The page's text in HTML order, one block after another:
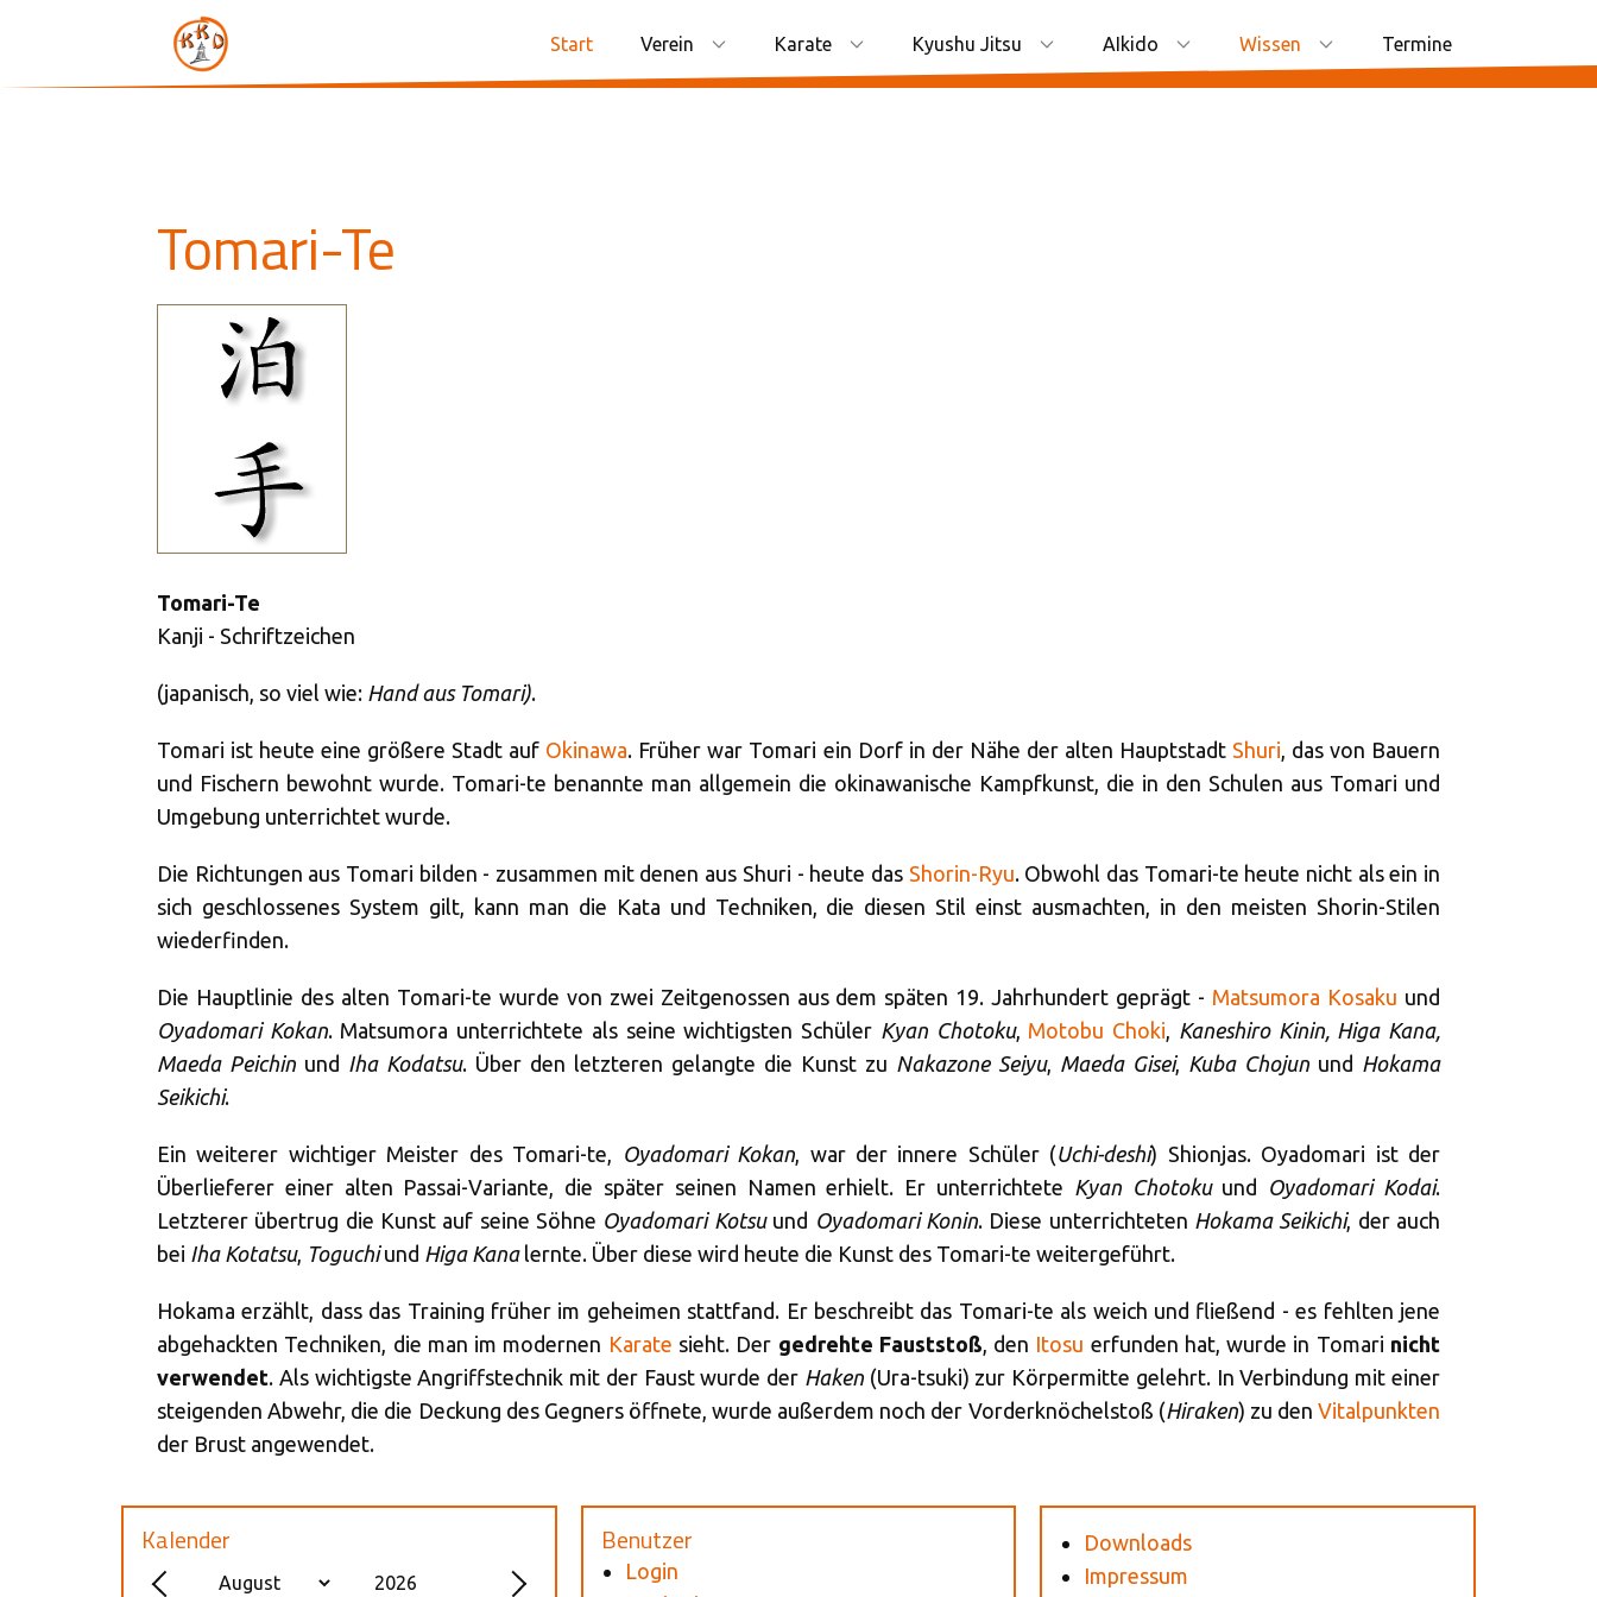
Start Verein Karate Kyushu Jitsu AIkido Wissen Termine
Tomari-Te
Tomari-Te
Kanji - Schriftzeichen
(japanisch, so viel wie: Hand aus Tomari).
Tomari ist heute eine größere Stadt auf Okinawa. Früher war Tomari ein Dorf in der Nähe der alten Hauptstadt Shuri, das von Bauern
und Fischern bewohnt wurde. Tomari-te benannte man allgemein die okinawanische Kampfkunst, die in den Schulen aus Tomari und
Umgebung unterrichtet wurde.
Die Richtungen aus Tomari bilden - zusammen mit denen aus Shuri - heute das Shorin-Ryu. Obwohl das Tomari-te heute nicht als ein in
sich geschlossenes System gilt, kann man die Kata und Techniken, die diesen Stil einst ausmachten, in den meisten Shorin-Stilen
wiederfinden.
Die Hauptlinie des alten Tomari-te wurde von zwei Zeitgenossen aus dem späten 19. Jahrhundert geprägt - Matsumora Kosaku und
Oyadomari Kokan. Matsumora unterrichtete als seine wichtigsten Schüler Kyan Chotoku, Motobu Choki, Kaneshiro Kinin, Higa Kana,
Maeda Peichin und Iha Kodatsu. Über den letzteren gelangte die Kunst zu Nakazone Seiyu, Maeda Gisei, Kuba Chojun und Hokama
Seikichi.
Ein weiterer wichtiger Meister des Tomari-te, Oyadomari Kokan, war der innere Schüler (Uchi-deshi) Shionjas. Oyadomari ist der
Überlieferer einer alten Passai-Variante, die später seinen Namen erhielt. Er unterrichtete Kyan Chotokuund Oyadomari Kodai.
Letzterer übertrug die Kunst auf seine Söhne Oyadomari Kotsuund Oyadomari Konin. Diese unterrichteten Hokama Seikichi, der auch
bei Iha Kotatsu, Toguchiund Higa Kanalernte. Über diese wird heute die Kunst des Tomari-te weitergeführt.
Hokama erzählt, dass das Training früher im geheimen stattfand. Er beschreibt das Tomari-te als weich und fließend - es fehlten jene
abgehackten Techniken, die man im modernen Karate sieht. Der gedrehte Fauststoß, den Itosu erfunden hat, wurde in Tomari nicht
verwendet. Als wichtigste Angriffstechnik mit der Faust wurde der Haken(Ura-tsuki) zur Körpermitte gelehrt. In Verbindung mit einer
steigenden Abwehr, die die Deckung des Gegners öffnete, wurde außerdem noch der Vorderknöchelstoß (Hiraken) zu den Vitalpunkten
der Brust angewendet.
Kalender Benutzer
Login
Downloads
Impressum